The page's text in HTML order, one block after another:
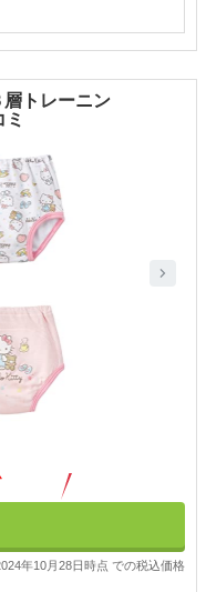
トレーニン
年10月28日時点 での税込価格